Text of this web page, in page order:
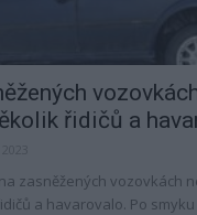
řidičů a
na zasněžených vozovkách
a havarovalo. Po